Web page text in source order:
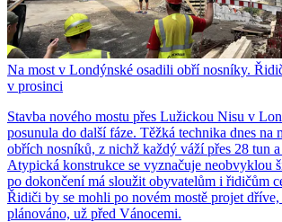
Na most v Londýnské osadili obří nosníky.
v prosinci
Stavba nového mostu přes Lužickou Nisu v
posunula do další fáze. Těžká technika dnes na
obřích nosníků, z nichž každý váží přes 28 tun
Atypická konstrukce se vyznačuje neobvyklou
po dokončení má sloužit obyvatelům i řidičům
Řidiči by se mohli po novém mostě projet
plánováno, už před Vánocemi.